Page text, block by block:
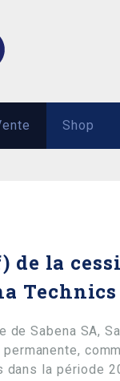
Shop
la
Technics
Sabena SA,
dans la période